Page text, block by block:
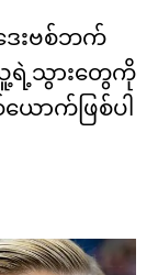
ဒေးဗစ်ဘက်
ရဲ့သွားတွေကို
ာက်ဖြစ်ပါ